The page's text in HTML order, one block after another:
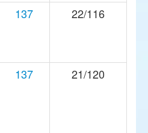
137 22/116
137 21/120